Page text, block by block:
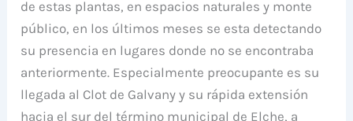
de estas plantas, en espacios naturales y monte
público, en los últimos meses se esta detectando
su presencia en lugares donde no se encontraba
anteriormente. Especialmente preocupante es su
llegada al Clot de Galvany y su rápida extensión
hacia el sur del término municipal de Elche, a